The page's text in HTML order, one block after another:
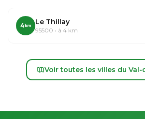
4 km Le Thillay
95500 • à 4 km
Voir toutes les villes du Val-